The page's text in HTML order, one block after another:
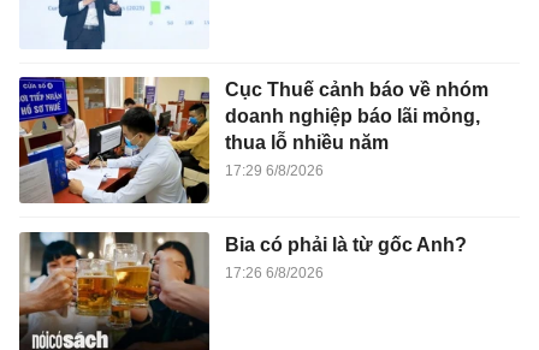
Cục Thuế cảnh báo về nhóm
doanh nghiệp báo lãi mỏng,
thua lỗ nhiều năm
17:29 6/8/2026
Bia có phải là từ gốc Anh?
17:26 6/8/2026